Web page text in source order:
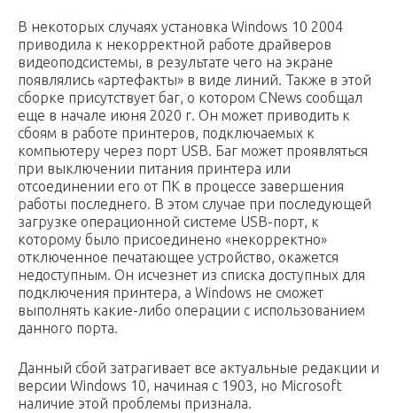
В некоторых случаях установка Windows 10 2004
приводила к некорректной работе драйверов
видеоподсистемы, в результате чего на экране
появлялись «артефакты» в виде линий. Также в этой
сборке присутствует баг, о котором CNews сообщал
еще в начале июня 2020 г. Он может приводить к
сбоям в работе принтеров, подключаемых к
компьютеру через порт USB. Баг может проявляться
при выключении питания принтера или
отсоединении его от ПК в процессе завершения
работы последнего. В этом случае при последующей
загрузке операционной системе USB-порт, к
которому было присоединено «некорректно»
отключенное печатающее устройство, окажется
недоступным. Он исчезнет из списка доступных для
подключения принтера, а Windows не сможет
выполнять какие-либо операции с использованием
данного порта.
Данный сбой затрагивает все актуальные редакции и
версии Windows 10, начиная с 1903, но Microsoft
наличие этой проблемы признала.